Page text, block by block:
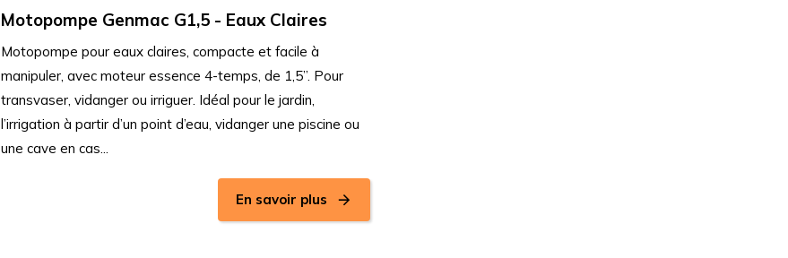
Motopompe Genmac G1,5 - Eaux Claires
Motopompe pour eaux claires, compacte et facile à
manipuler, avec moteur essence 4-temps, de 1,5”. Pour
transvaser, vidanger ou irriguer. Idéal pour le jardin,
l’irrigation à partir d’un point d’eau, vidanger une piscine ou
une cave en cas...
En savoir plus